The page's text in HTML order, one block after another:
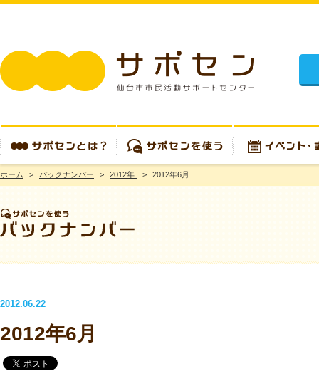
サポセンとは？ サポセンを使う イベント・講座
ホーム > バックナンバー > 2012年 > 2012年6月
2012.06.22
2012年6月